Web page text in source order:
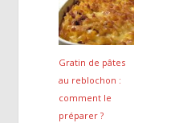
Gratin de pâtes
au reblochon :
comment le
préparer ?